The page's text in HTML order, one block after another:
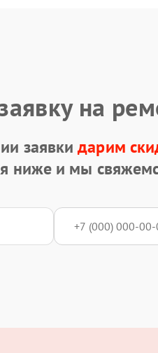
на
заявкидарим
ниже и мы